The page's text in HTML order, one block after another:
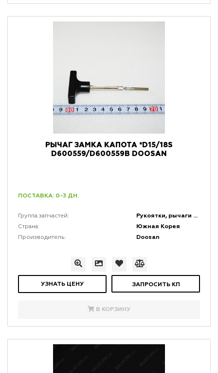
РЫЧАГ ЗАМКА КАПОТА *D15/18S
D600559/D600559B DOOSAN
ПОСТАВКА: 0-3 ДН.
Группа запчастей: Рукоятки, рычаги и набалдашники
Страна: Южная Корея
Производитель: Doosan
УЗНАТЬ ЦЕНУ ЗАПРОСИТЬ КП
В КОРЗИНУ